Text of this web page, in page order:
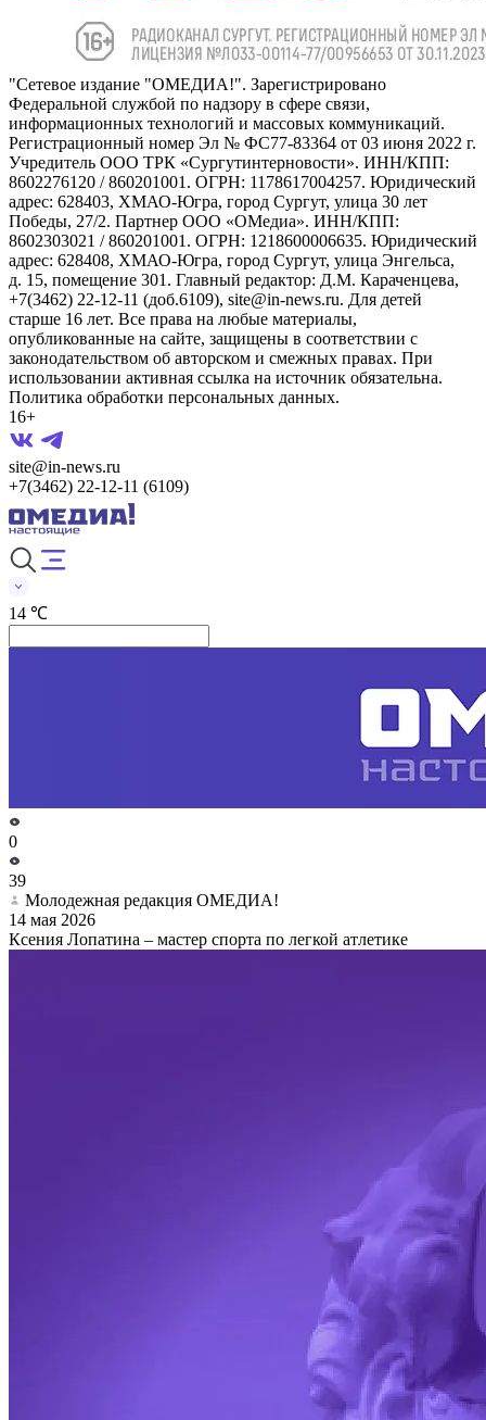
"Сетевое издание "ОМЕДИА!". Зарегистрировано
Федеральной службой по надзору в сфере связи,
информационных технологий и массовых коммуникаций.
Регистрационный номер Эл № ФС77-83364 от 03 июня 2022 г.
Учредитель ООО ТРК «Сургутинтерновости». ИНН/КПП:
8602276120 / 860201001. ОГРН: 1178617004257. Юридический
адрес: 628403, ХМАО-Югра, город Сургут, улица 30 лет
Победы, 27/2. Партнер ООО «ОМедиа». ИНН/КПП:
8602303021 / 860201001. ОГРН: 1218600006635. Юридический
адрес: 628408, ХМАО-Югра, город Сургут, улица Энгельса,
д. 15, помещение 301. Главный редактор: Д.М. Караченцева,
+7(3462) 22-12-11 (доб.6109), site@in-news.ru. Для детей
старше 16 лет. Все права на любые материалы,
опубликованные на сайте, защищены в соответствии с
законодательством об авторском и смежных правах. При
использовании активная ссылка на источник обязательна.
Политика обработки персональных данных.
16+
site@in-news.ru
+7(3462) 22-12-11 (6109)
14 ℃
0
39
Молодежная редакция ОМЕДИА!
14 мая 2026
Ксения Лопатина – мастер спорта по легкой атлетике